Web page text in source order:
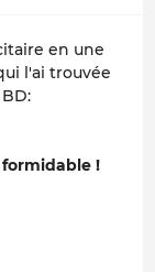
en une
l'ai trouvée
!